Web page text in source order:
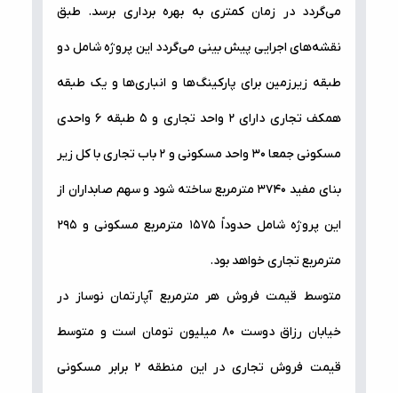
می‌گردد در زمان کمتری به بهره برداری برسد. طبق
نقشه‌های اجرایی پیش بینی می‌گردد این پروژه شامل دو
طبقه زیر‌‌‌زمین برای پارکینگ‌ها و انباری‌ها و یک طبقه
همکف تجاری دارای ۲ واحد تجاری و ۵ طبقه ۶ واحدی
مسکونی جمعا ۳۰ واحد مسکونی و ۲ باب تجاری با کل زیر
بنای مفید ۳۷۴۰ متر‌‌مربع ساخته شود و سهم صابداران از
این پروژه شامل حدوداً ۱۵۷۵ متر‌مربع مسکونی و ۲۹۵
متر‌مربع تجاری خواهد بود.
متوسط قیمت فروش هر متر‌مربع آپارتمان نوساز در
خیابان رزاق دوست ۸۰ میلیون تومان است و متوسط
قیمت فروش تجاری در این منطقه ۲ برابر مسکونی